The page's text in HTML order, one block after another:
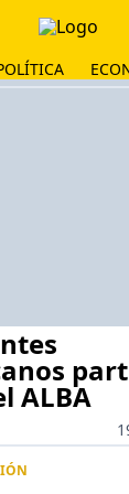
ALBA